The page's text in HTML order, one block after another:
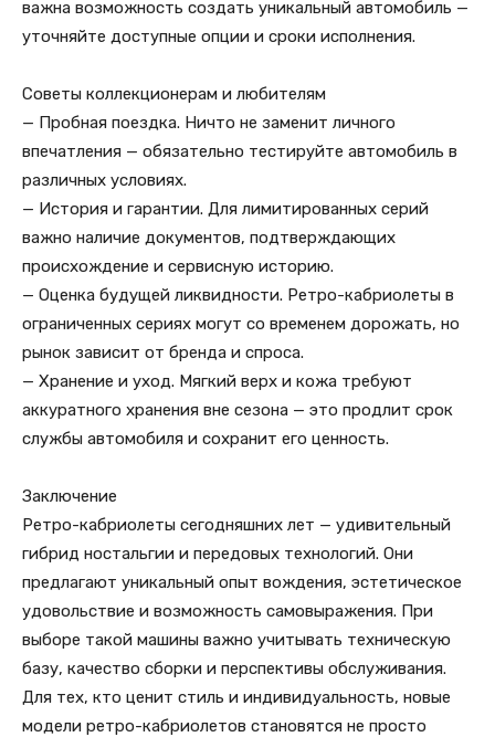
важна возможность создать уникальный автомобиль —
уточняйте доступные опции и сроки исполнения.
Советы коллекционерам и любителям
— Пробная поездка. Ничто не заменит личного
впечатления — обязательно тестируйте автомобиль в
различных условиях.
— История и гарантии. Для лимитированных серий
важно наличие документов, подтверждающих
происхождение и сервисную историю.
— Оценка будущей ликвидности. Ретро-кабриолеты в
ограниченных сериях могут со временем дорожать, но
рынок зависит от бренда и спроса.
— Хранение и уход. Мягкий верх и кожа требуют
аккуратного хранения вне сезона — это продлит срок
службы автомобиля и сохранит его ценность.
Заключение
Ретро-кабриолеты сегодняшних лет — удивительный
гибрид ностальгии и передовых технологий. Они
предлагают уникальный опыт вождения, эстетическое
удовольствие и возможность самовыражения. При
выборе такой машины важно учитывать техническую
базу, качество сборки и перспективы обслуживания.
Для тех, кто ценит стиль и индивидуальность, новые
модели ретро-кабриолетов становятся не просто